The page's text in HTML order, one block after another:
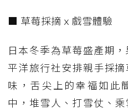
■ 草莓採摘ｘ戲雪體驗
日本冬季為草莓盛產期
平洋旅行社安排親手採
味，舌尖上的幸福如此
中，堆雪人、打雪仗、